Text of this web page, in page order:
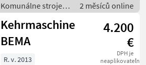
Komunálne stroje /
Zametací stroj
2 měsíců online
Kehrmaschine
BEMA
4.200
€
DPH je
neaplikovateľné
R. v. 2013